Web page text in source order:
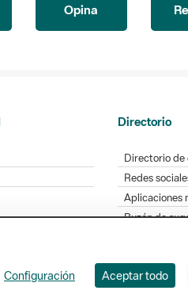
Opina
Directorio
Directorio
Redes
Aplicaciones
Buzón de
49. 08005 Barcelona. Tel. 934
Configuración Aceptar todo